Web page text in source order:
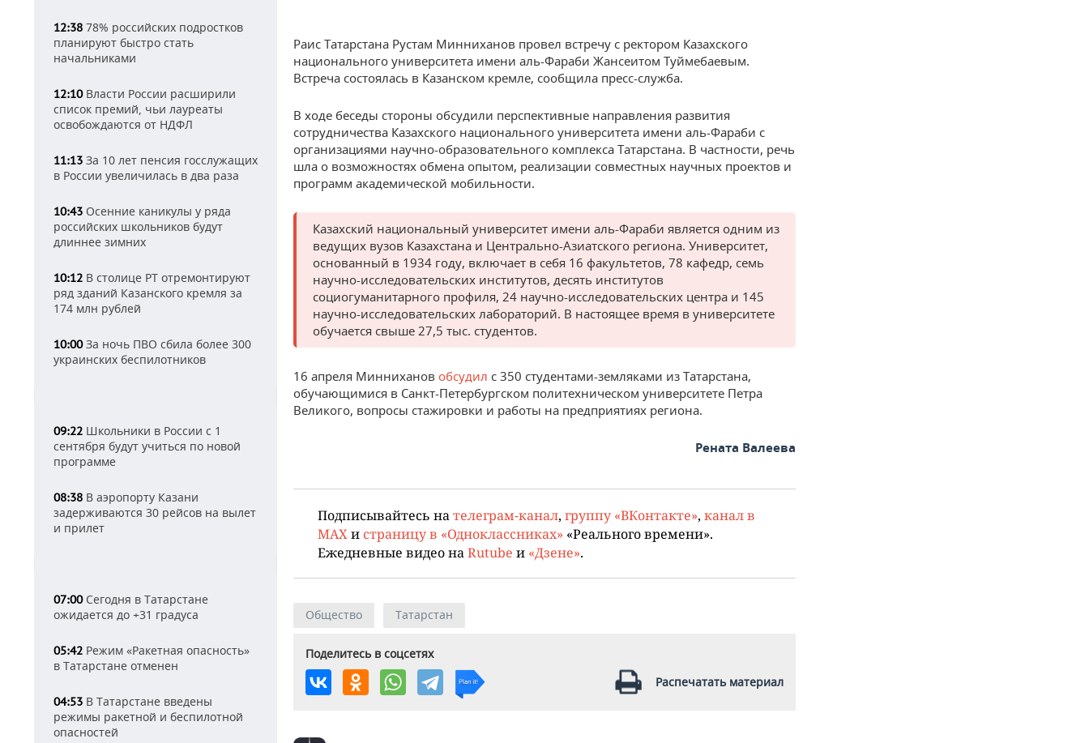
12:38 78% российских подростков
планируют быстро стать
начальниками
12:10Власти России расширили
список премий, чьи лауреаты
освобождаются от НДФЛ
11:13 За 10 лет пенсия госслужащих
в России увеличилась в два раза
10:43 Осенние каникулы у ряда
российских школьников будут
длиннее зимних
10:12 В столице РТ отремонтируют
ряд зданий Казанского кремля за
174 млн рублей
10:00За ночь ПВО сбила более 300
украинских беспилотников
09:22 Школьники в России с 1
сентября будут учиться по новой
программе
08:38 В аэропорту Казани
задерживаются 30 рейсов на вылет
и прилет
07:00Сегодня в Татарстане
ожидается до +31 градуса
05:42 Режим «Ракетная опасность»
в Татарстане отменен
04:53 В Татарстане введены
режимы ракетной и беспилотной
опасностей
Раис Татарстана Рустам Минниханов провел встречу с ректором Казахского
национального университета имени аль-Фараби Жансеитом Туймебаевым.
Встреча состоялась в Казанском кремле, сообщила пресс-служба.
В ходе беседы стороны обсудили перспективные направления развития
сотрудничества Казахского национального университета имени аль-Фараби с
организациями научно-образовательного комплекса Татарстана. В частности, речь
шла о возможностях обмена опытом, реализации совместных научных проектов и
программ академической мобильности.
Казахский национальный университет имени аль-Фараби является одним из
ведущих вузов Казахстана и Центрально-Азиатского региона. Университет,
основанный в 1934 году, включает в себя 16 факультетов, 78 кафедр, семь
научно-исследовательских институтов, десять институтов
социогуманитарного профиля, 24 научно-исследовательских центра и 145
научно-исследовательских лабораторий. В настоящее время в университете
обучается свыше 27,5 тыс. студентов.
16 апреля Минниханов обсудил с 350 студентами-земляками из Татарстана,
обучающимися в Санкт-Петербургском политехническом университете Петра
Великого, вопросы стажировки и работы на предприятиях региона.
Рената Валеева
Подписывайтесь нателеграм-канал, группу «ВКонтакте», канал в
MAXи страницу в «Одноклассниках» «Реального времени».
Ежедневные видео наRutube и «Дзене».
Общество Татарстан
Поделитесь в соцсетях
Распечатать материал